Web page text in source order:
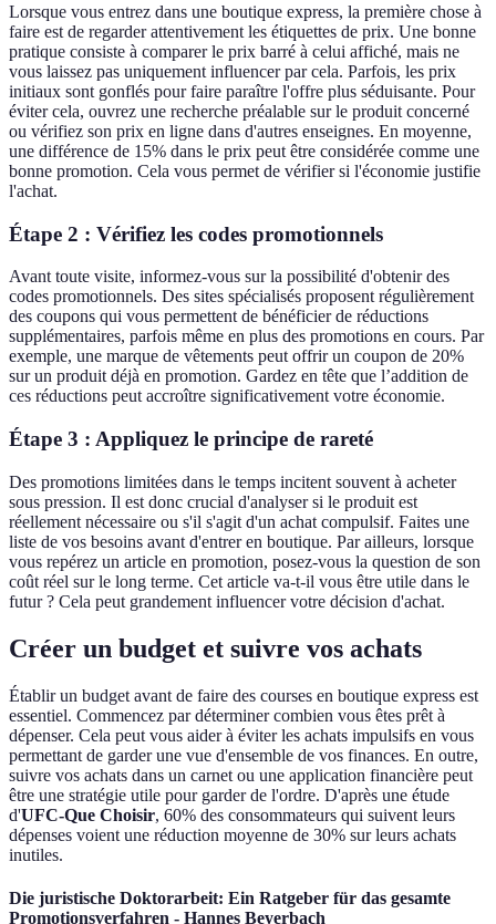
Lorsque vous entrez dans une boutique express, la première chose à
faire est de regarder attentivement les étiquettes de prix. Une bonne
pratique consiste à comparer le prix barré à celui affiché, mais ne
vous laissez pas uniquement influencer par cela. Parfois, les prix
initiaux sont gonflés pour faire paraître l'offre plus séduisante. Pour
éviter cela, ouvrez une recherche préalable sur le produit concerné
ou vérifiez son prix en ligne dans d'autres enseignes. En moyenne,
une différence de 15% dans le prix peut être considérée comme une
bonne promotion. Cela vous permet de vérifier si l'économie justifie
l'achat.
Étape 2 : Vérifiez les codes promotionnels
Avant toute visite, informez-vous sur la possibilité d'obtenir des
codes promotionnels. Des sites spécialisés proposent régulièrement
des coupons qui vous permettent de bénéficier de réductions
supplémentaires, parfois même en plus des promotions en cours. Par
exemple, une marque de vêtements peut offrir un coupon de 20%
sur un produit déjà en promotion. Gardez en tête que l’addition de
ces réductions peut accroître significativement votre économie.
Étape 3 : Appliquez le principe de rareté
Des promotions limitées dans le temps incitent souvent à acheter
sous pression. Il est donc crucial d'analyser si le produit est
réellement nécessaire ou s'il s'agit d'un achat compulsif. Faites une
liste de vos besoins avant d'entrer en boutique. Par ailleurs, lorsque
vous repérez un article en promotion, posez-vous la question de son
coût réel sur le long terme. Cet article va-t-il vous être utile dans le
futur ? Cela peut grandement influencer votre décision d'achat.
Créer un budget et suivre vos achats
Établir un budget avant de faire des courses en boutique express est
essentiel. Commencez par déterminer combien vous êtes prêt à
dépenser. Cela peut vous aider à éviter les achats impulsifs en vous
permettant de garder une vue d'ensemble de vos finances. En outre,
suivre vos achats dans un carnet ou une application financière peut
être une stratégie utile pour garder de l'ordre. D'après une étude
d'UFC-Que Choisir, 60% des consommateurs qui suivent leurs
dépenses voient une réduction moyenne de 30% sur leurs achats
inutiles.
Die juristische Doktorarbeit: Ein Ratgeber für das gesamte
Promotionsverfahren - Hannes Beyerbach